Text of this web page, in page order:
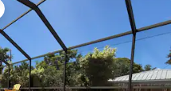
dos hóspedes